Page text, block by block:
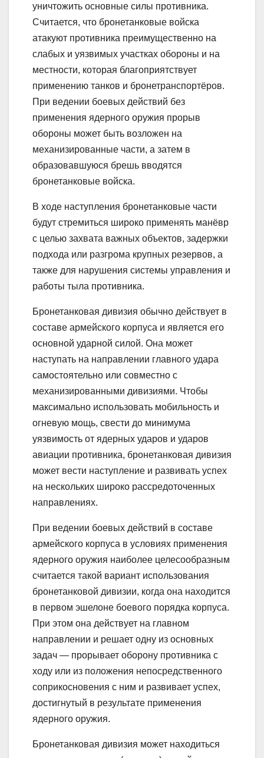
уничтожить основные силы противника.
Считается, что бронетанковые войска
атакуют противника преимущественно на
слабых и уязвимых участках обороны и на
местности, которая благоприятствует
применению танков и бронетранспортёров.
При ведении боевых действий без
применения ядерного оружия прорыв
обороны может быть возложен на
механизированные части, а затем в
образовавшуюся брешь вводятся
бронетанковые войска.
В ходе наступления бронетанковые части
будут стремиться широко применять манёвр
с целью захвата важных объектов, задержки
подхода или разгрома крупных резервов, а
также для нарушения системы управления и
работы тыла противника.
Бронетанковая дивизия обычно действует в
составе армейского корпуса и является его
основной ударной силой. Она может
наступать на направлении главного удара
самостоятельно или совместно с
механизированными дивизиями. Чтобы
максимально использовать мобильность и
огневую мощь, свести до минимума
уязвимость от ядерных ударов и ударов
авиации противника, бронетанковая дивизия
может вести наступление и развивать успех
на нескольких широко рассредоточенных
направлениях.
При ведении боевых действий в составе
армейского корпуса в условиях применения
ядерного оружия наиболее целесообразным
считается такой вариант использования
бронетанковой дивизии, когда она находится
в первом эшелоне боевого порядка корпуса.
При этом она действует на главном
направлении и решает одну из основных
задач — прорывает оборону противника с
ходу или из положения непосредственного
соприкосновения с ним и развивает успех,
достигнутый в результате применения
ядерного оружия.
Бронетанковая дивизия может находиться